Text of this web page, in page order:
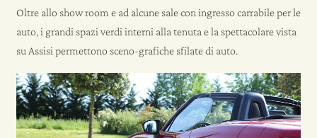
Oltre allo show room e ad alcune sale con ingresso carrabile per le
auto, i grandi spazi verdi interni alla tenuta e la spettacolare vista
su Assisi permettono sceno-grafiche sfilate di auto.